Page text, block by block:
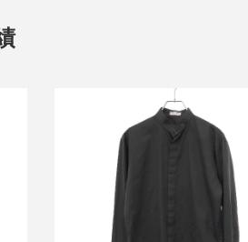
ディオールオム 2003AW ラスター
ンドカラーシャツ 3HH1051313